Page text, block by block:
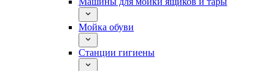
Мойка обуви
Станции гигиены